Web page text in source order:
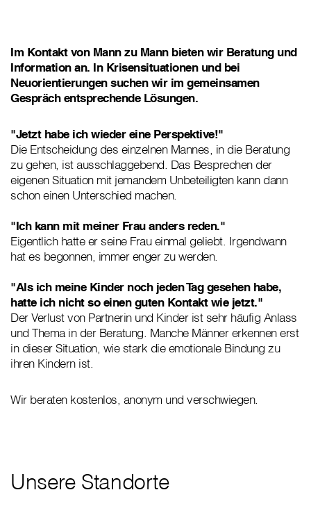
Im Kontakt von Mann zu Mann bieten wir Beratung und
Information an. In Krisensituationen und bei
Neuorientierungen suchen wir im gemeinsamen
Gespräch entsprechende Lösungen.
"Jetzt habe ich wieder eine Perspektive!"
Die Entscheidung des einzelnen Mannes, in die Beratung
zu gehen, ist ausschlaggebend. Das Besprechen der
eigenen Situation mit jemandem Unbeteiligten kann dann
schon einen Unterschied machen.
"Ich kann mit meiner Frau anders reden."
Eigentlich hatte er seine Frau einmal geliebt. Irgendwann
hat es begonnen, immer enger zu werden.
"Als ich meine Kinder noch jeden Tag gesehen habe,
hatte ich nicht so einen guten Kontakt wie jetzt."
Der Verlust von Partnerin und Kinder ist sehr häufig Anlass
und Thema in der Beratung. Manche Männer erkennen erst
in dieser Situation, wie stark die emotionale Bindung zu
ihren Kindern ist.
Wir beraten kostenlos, anonym und verschwiegen.
Unsere Standorte